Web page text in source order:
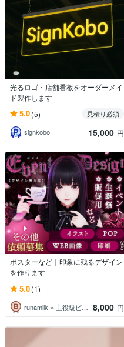
光るロゴ・店舗看板をオーダーメイ
ド製作します
5.0(5)
見積り必須
signkobo
15,000 円
ポスターなど｜印象に残るデザイン
を作ります
5.0(1)
runamilk ⟡ 主役級ビジュアル 8,000 円